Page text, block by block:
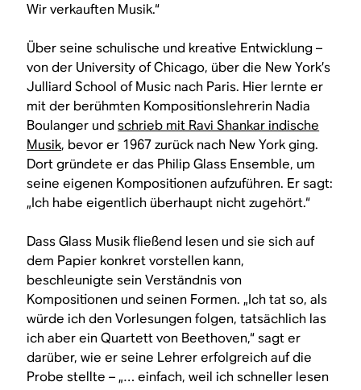
Wir verkauften Musik.“
Über seine schulische und kreative Entwicklung –
von der University of Chicago, über die New York’s
Julliard School of Music nach Paris. Hier lernte er
mit der berühmten Kompositionslehrerin Nadia
Boulanger undschrieb mit Ravi Shankar indische
Musik, bevor er 1967 zurück nach New York ging.
Dort gründete er das Philip Glass Ensemble, um
seine eigenen Kompositionen aufzuführen. Er sagt:
„Ich habe eigentlich überhaupt nicht zugehört.“
Dass Glass Musik fließend lesen und sie sich auf
dem Papier konkret vorstellen kann,
beschleunigte sein Verständnis von
Kompositionen und seinen Formen. „Ich tat so, als
würde ich den Vorlesungen folgen, tatsächlich las
ich aber ein Quartett von Beethoven,“ sagt er
darüber, wie er seine Lehrer erfolgreich auf die
Probe stellte – „… einfach, weil ich schneller lesen